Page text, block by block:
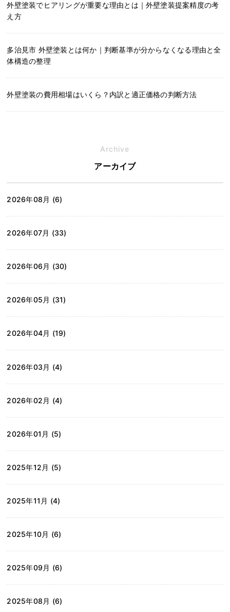
外壁塗装でヒアリングが重要な理由とは｜外壁塗装提案精度の考
え方
多治見市 外壁塗装とは何か｜判断基準が分からなくなる理由と全
体構造の整理
外壁塗装の費用相場はいくら？内訳と適正価格の判断方法
Archive
アーカイブ
2026年08月 (6)
2026年07月 (33)
2026年06月 (30)
2026年05月 (31)
2026年04月 (19)
2026年03月 (4)
2026年02月 (4)
2026年01月 (5)
2025年12月 (5)
2025年11月 (4)
2025年10月 (6)
2025年09月 (6)
2025年08月 (6)